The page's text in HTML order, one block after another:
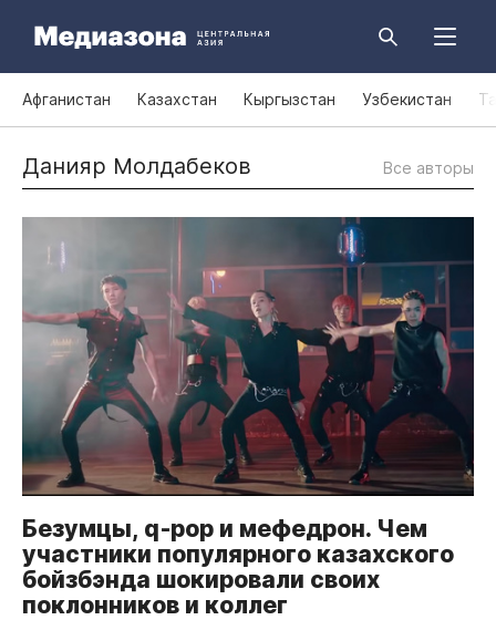
Афганистан Казахстан Кыргызстан Узбекистан
Данияр Молдабеков Все авторы
Безумцы, q‑pop и мефедрон. Чем
участники популярного казахского
бойзбэнда шокировали своих
поклонников и коллег